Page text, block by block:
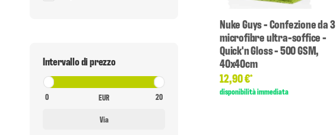
Nuke Guys - Confezione da 3
microfibre ultra-soffice -
Quick'n Gloss - 500 GSM,
40x40cm
12,90 €*
disponibilità immediata
Intervallo di prezzo
EUR
Via